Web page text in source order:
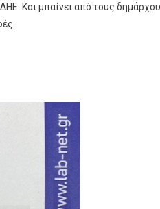
Και μπαίνει από τους